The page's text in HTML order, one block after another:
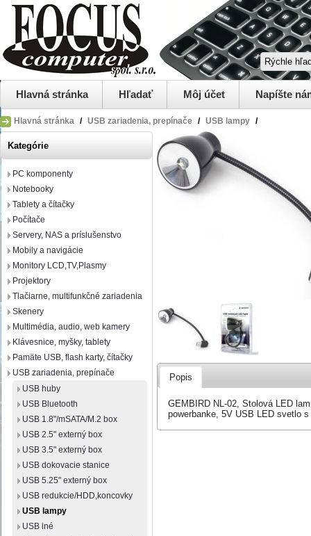
Hlavná stránka Hľadať Môj účet Napíšte
Hlavná stránka / USB zariadenia, prepínače / USB lampy /
Kategórie
PC komponenty
Notebooky
Tablety a čítačky
Počítače
Servery, NAS a príslušenstvo
Mobily a navigácie
Monitory LCD,TV,Plasmy
Projektory
Tlačiarne, multifunkčné zariadenia
Skenery
Multimédia, audio, web kamery
Klávesnice, myšky, tablety
Pamäte USB, flash karty, čítačky
USB zariadenia, prepínače
USB huby
USB Bluetooth
USB 1.8"/mSATA/M.2 box
USB 2.5" externý box
USB 3.5" externý box
USB dokovacie stanice
USB 5.25" externý box
USB redukcie/HDD,koncovky
USB lampy
USB iné
Popis
GEMBIRD NL-02, Stolová LED
powerbanke, 5V USB LED svetlo